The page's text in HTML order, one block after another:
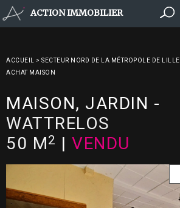
ACTION IMMOBILIER
ACCUEIL > SECTEUR NORD DE LA MÉTROPOLE DE LILLE
ACHAT MAISON
MAISON, JARDIN -
WATTRELOS
50 M2 | VENDU